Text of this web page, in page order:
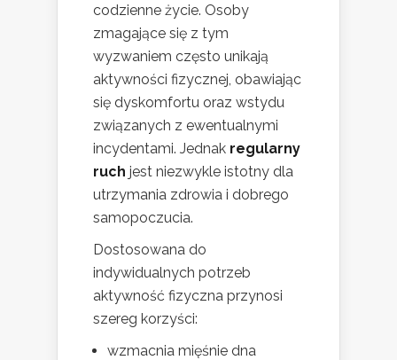
codzienne życie. Osoby
zmagające się z tym
wyzwaniem często unikają
aktywności fizycznej, obawiając
się dyskomfortu oraz wstydu
związanych z ewentualnymi
incydentami. Jednak regularny
ruch jest niezwykle istotny dla
utrzymania zdrowia i dobrego
samopoczucia.
Dostosowana do
indywidualnych potrzeb
aktywność fizyczna przynosi
szereg korzyści:
wzmacnia mięśnie dna